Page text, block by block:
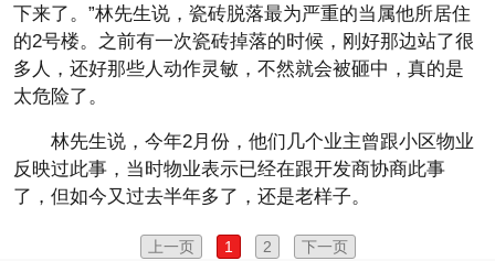
下来了。”林先生说，瓷砖脱落最为严重的当属他所居住
的2号楼。之前有一次瓷砖掉落的时候，刚好那边站了很
多人，还好那些人动作灵敏，不然就会被砸中，真的是
太危险了。
林先生说，今年2月份，他们几个业主曾跟小区物业
反映过此事，当时物业表示已经在跟开发商协商此事
了，但如今又过去半年多了，还是老样子。
上一页 1 2 下一页